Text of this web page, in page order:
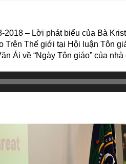
– Lời phát biểu của Bà
Trên Thế giới tại Hội luận Tôn
Ái về “Ngày Tôn giáo” của